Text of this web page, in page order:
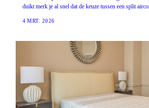
duikt merk je al snel dat de keuze tussen een split
4 MRT. 2026